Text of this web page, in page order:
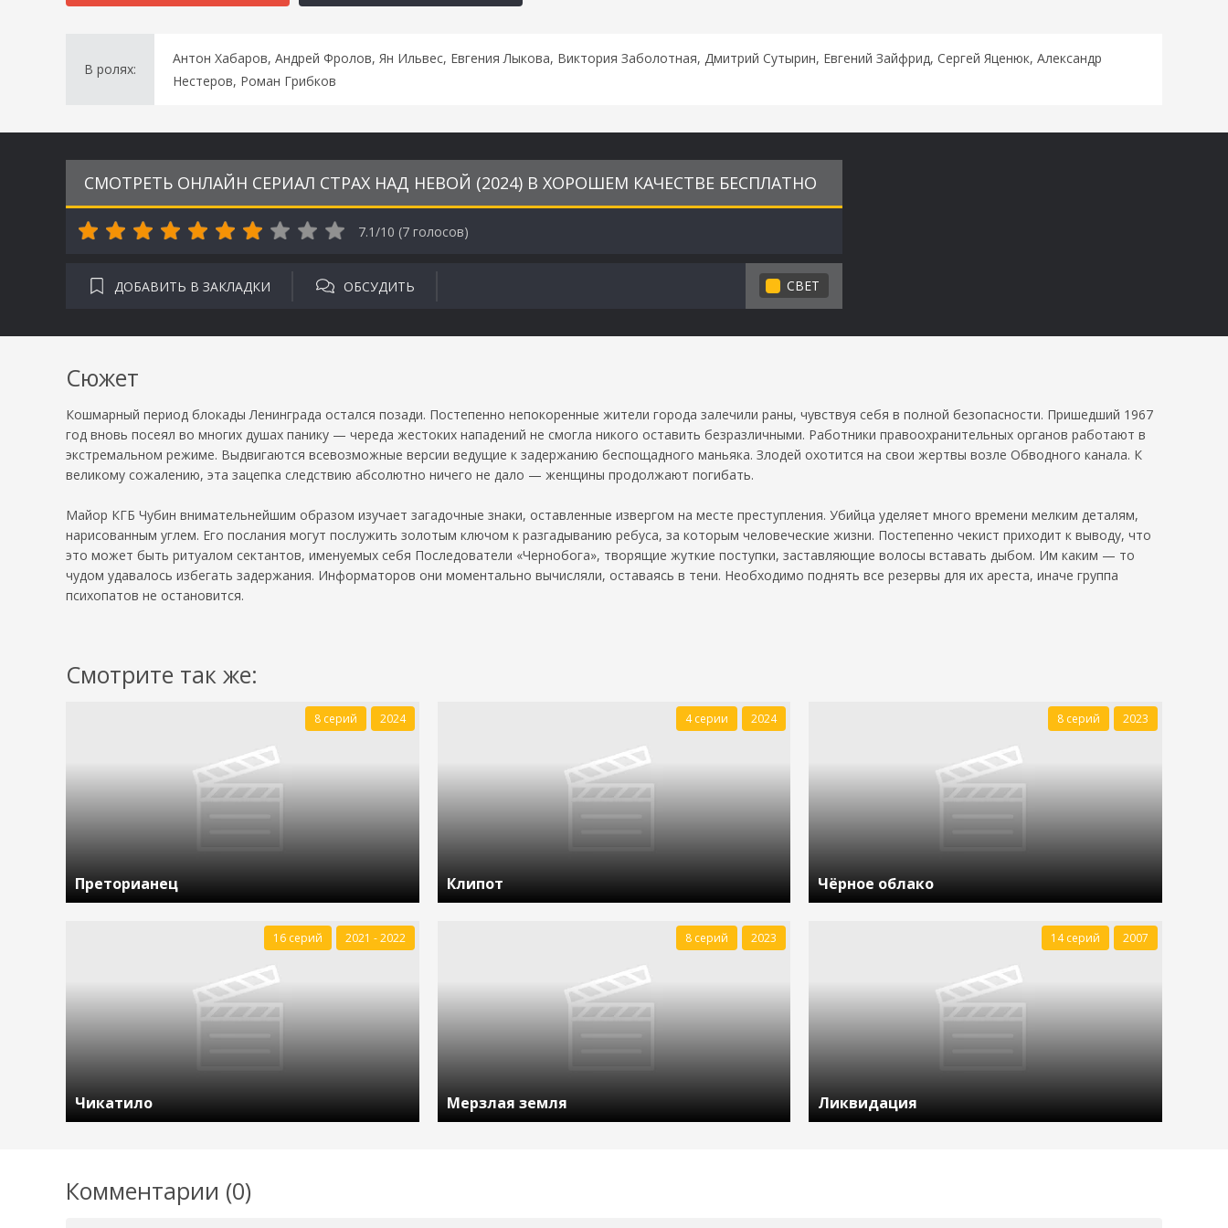
В ролях:
Антон Хабаров, Андрей Фролов, Ян Ильвес, Евгения Лыкова, Виктория Заболотная, Дмитрий Сутырин, Евгений Зайфрид, Сергей Яценюк, Александр
Нестеров, Роман Грибков
СМОТРЕТЬ ОНЛАЙН СЕРИАЛ СТРАХ НАД НЕВОЙ (2024) В ХОРОШЕМ КАЧЕСТВЕ БЕСПЛАТНО
7.1/10 (7 голосов)
ДОБАВИТЬ В ЗАКЛАДКИ ОБСУДИТЬ СВЕТ
Сюжет
Кошмарный период блокады Ленинграда остался позади. Постепенно непокоренные жители города залечили раны, чувствуя себя в полной безопасности. Пришедший 1967
год вновь посеял во многих душах панику — череда жестоких нападений не смогла никого оставить безразличными. Работники правоохранительных органов работают в
экстремальном режиме. Выдвигаются всевозможные версии ведущие к задержанию беспощадного маньяка. Злодей охотится на свои жертвы возле Обводного канала. К
великому сожалению, эта зацепка следствию абсолютно ничего не дало — женщины продолжают погибать.
Майор КГБ Чубин внимательнейшим образом изучает загадочные знаки, оставленные извергом на месте преступления. Убийца уделяет много времени мелким деталям,
нарисованным углем. Его послания могут послужить золотым ключом к разгадыванию ребуса, за которым человеческие жизни. Постепенно чекист приходит к выводу, что
это может быть ритуалом сектантов, именуемых себя Последователи «Чернобога», творящие жуткие поступки, заставляющие волосы вставать дыбом. Им каким — то
чудом удавалось избегать задержания. Информаторов они моментально вычисляли, оставаясь в тени. Необходимо поднять все резервы для их ареста, иначе группа
психопатов не остановится.
Смотрите так же:
Преторианец
8 серий 2024
Клипот
4 серии 2024
Чёрное облако
8 серий 2023
Чикатило
16 серий 2021 - 2022
Мерзлая земля
8 серий 2023
Ликвидация
14 серий 2007
Комментарии (0)